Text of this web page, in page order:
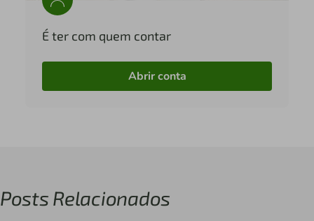
É ter com quem contar
Abrir conta
Posts Relacionados